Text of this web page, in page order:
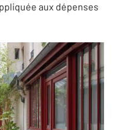
aux dépenses